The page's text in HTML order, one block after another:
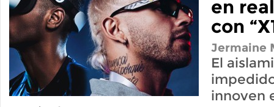
en
con
Jermaine
El
innoven